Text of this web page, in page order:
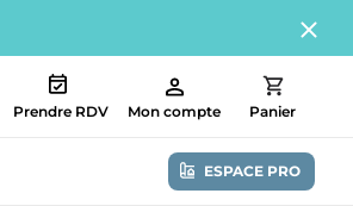
Prendre RDV Mon compte Panier
ESPACE PRO